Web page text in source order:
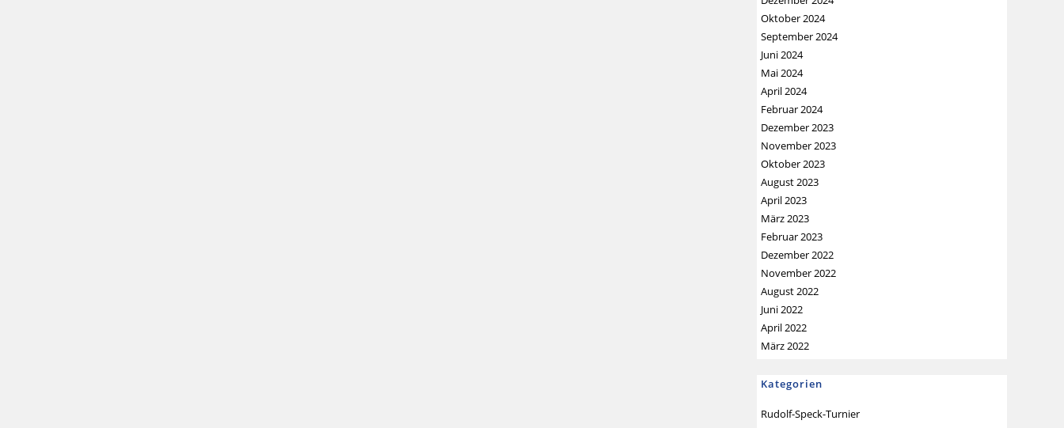
Oktober 2024
September 2024
Juni 2024
Mai 2024
April 2024
Februar 2024
Dezember 2023
November 2023
Oktober 2023
August 2023
April 2023
März 2023
Februar 2023
Dezember 2022
November 2022
August 2022
Juni 2022
April 2022
März 2022
Kategorien
Rudolf-Speck-Turnier